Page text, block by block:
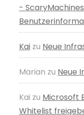
- ScaryMachines
Kai zu Neue
Marian zu Neue
Kai zu Microsoft
Whitelist